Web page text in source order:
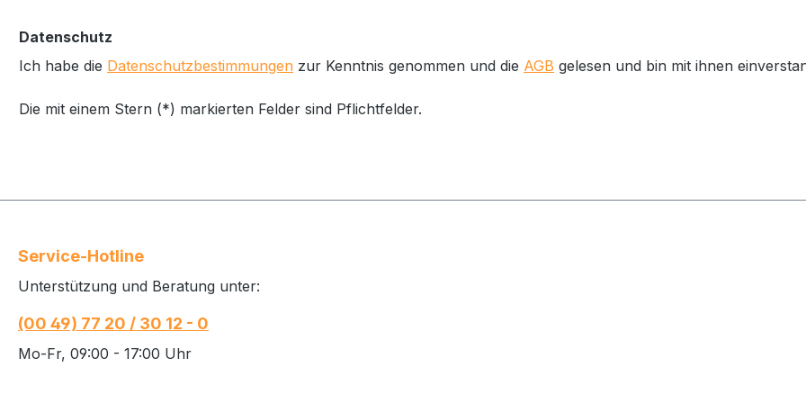
Datenschutz
Ich habe die Datenschutzbestimmungen zur Kenntnis genommen und die AGB gelesen und bin mit ihnen
Die mit einem Stern (*) markierten Felder sind Pflichtfelder.
Service-Hotline
Unterstützung und Beratung unter:
(00 49) 77 20 / 30 12 - 0
Mo-Fr, 09:00 - 17:00 Uhr